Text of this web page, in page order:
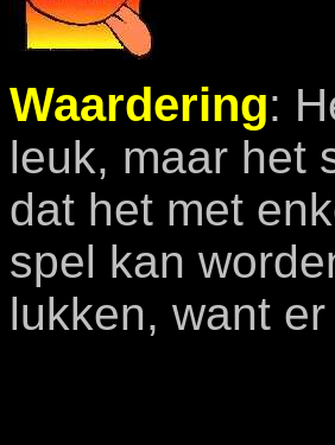
Waardering:
leuk, maar het
dat het met
spel kan
lukken, want